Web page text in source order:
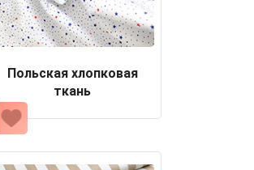
Польская хлопковая
ткань